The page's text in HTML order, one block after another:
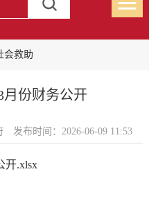
会救助
月份财务公开
发布时间：2026-06-09 11:53
开.xlsx